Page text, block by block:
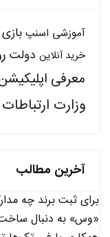
آموزشی اسنپ
خرید آنلاین دولت
معرفی
وزارت ارتباطات
آخرین مطالب
برای ثبت برند چه
«وس» به دنبال